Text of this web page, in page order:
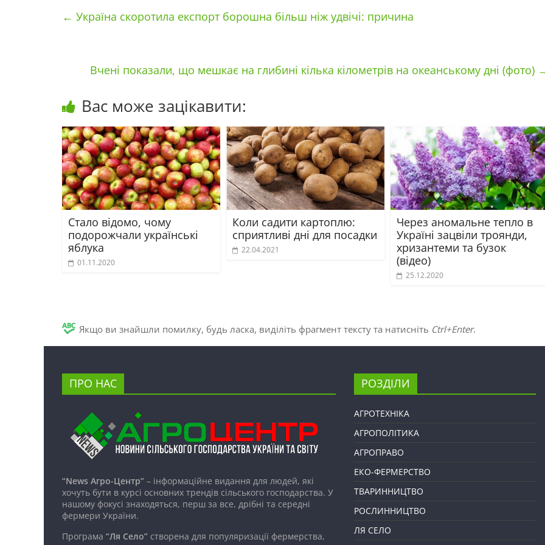
← Україна скоротила експорт борошна більш ніж удвічі: причина
Вчені показали, що мешкає на глибині кілька кілометрів на океанському дні (фото)
Вас може зацікавити:
Стало відомо, чому
подорожчали українські
яблука
01.11.2020
Коли садити картоплю:
сприятливі дні для посадки
22.04.2021
Через аномальне тепло в
Україні зацвіли троянди,
хризантеми та бузок
(відео)
25.12.2020
Якщо ви знайшли помилку, будь ласка, виділіть фрагмент тексту та натисніть Ctrl+Enter.
ПРО НАС
“News Агро-Центр” – інформаційне видання для людей, які
хочуть бути в курсі основних трендів сільського господарства. У
нашому фокусі знаходяться, перш за все, дрібні та середні
фермери України.
Програма “Ля Село” створена для популяризації фермерства,
РОЗДІЛИ
АГРОТЕХНІКА
АГРОПОЛІТИКА
АГРОПРАВО
ЕКО-ФЕРМЕРСТВО
ТВАРИННИЦТВО
РОСЛИННИЦТВО
ЛЯ СЕЛО